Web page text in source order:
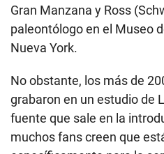
Gran Manzana y Ross
paleontólogo en el Museo
Nueva York.
No obstante, los más de
grabaron en un estudio de
fuente que sale en la
muchos fans creen que